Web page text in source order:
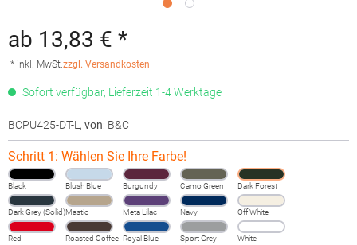
ab 13,83 € *
* inkl. MwSt.zzgl. Versandkosten
Sofort verfügbar, Lieferzeit 1-4 Werktage
BCPU425-DT-L , von: B&C
Schritt 1: Wählen Sie Ihre Farbe!
Black Blush Blue Burgundy Camo Green Dark Forest
Dark Grey (Solid)Mastic Meta Lilac Navy Off White
Red Roasted Coffee Royal Blue
Sport Grey
White